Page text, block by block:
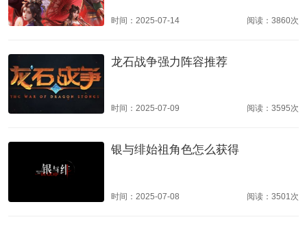
时间：2025-07-14 阅读：3860次
龙石战争强力阵容推荐
时间：2025-07-09 阅读：3595次
银与绯始祖角色怎么获得
时间：2025-07-08 阅读：3501次